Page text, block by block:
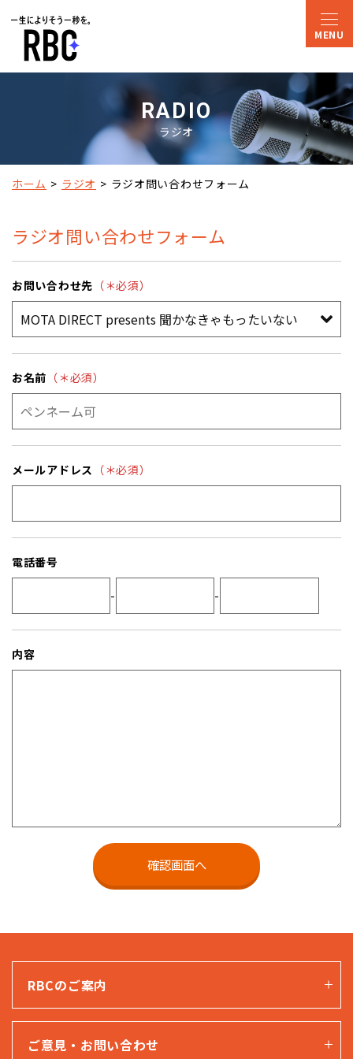
RADIO
ラジオ
ホーム ラジオ ラジオ問い合わせフォーム
ラジオ問い合わせフォーム
お問い合わせ先 （＊必須）
お名前 （＊必須）
メールアドレス （＊必須）
電話番号
- -
内容
RBCのご案内
ご意見・お問い合わせ